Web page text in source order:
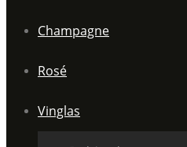
Champagne
Rosé
Vinglas